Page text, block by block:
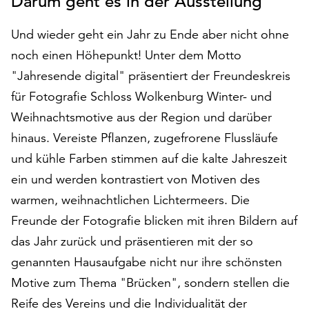
„Alle
akzeptieren“,
um
alle
Cookies
zu
akzeptieren.
Sie
können
Ihr
Einverständnis
jederzeit
ändern
und
Dafür
steht
Ihnen
Und wieder geht ein Jahr zu Ende aber nicht ohne
noch einen Höhepunkt! Unter dem Motto
"Jahresende digital" präsentiert der Freundeskreis
für Fotografie Schloss Wolkenburg Winter- und
Weihnachtsmotive aus der Region und darüber
hinaus. Vereiste Pflanzen, zugefrorene Flussläufe
und kühle Farben stimmen auf die kalte Jahreszeit
ein und werden kontrastiert von Motiven des
warmen, weihnachtlichen Lichtermeers. Die
Freunde der Fotografie blicken mit ihren Bildern auf
das Jahr zurück und präsentieren mit der so
genannten Hausaufgabe nicht nur ihre schönsten
Motive zum Thema "Brücken", sondern stellen die
Reife des Vereins und die Individualität der